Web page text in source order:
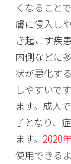
くなること
膚に侵入し
き起こす疾
内側などに
状が悪化す
しやすいで
ます。成人
子となり、
ます。 2020
使用できる